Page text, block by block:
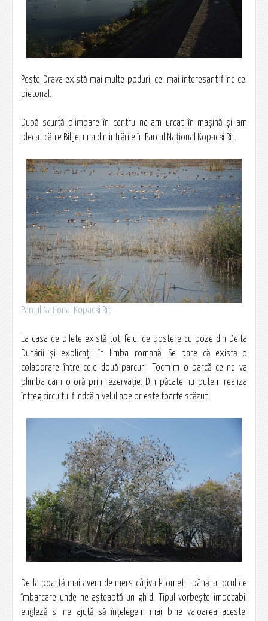
Peste Drava există mai multe poduri, cel mai interesant fiind cel
pietonal.
După scurtă plimbare în centru ne-am urcat în maşină şi am
plecat către Bilije, una din intrările în Parcul Naţional Kopacki Rit.
Parcul Naţional Kopacki Rit
La casa de bilete există tot felul de postere cu poze din Delta
Dunării şi explicaţii în limba romană. Se pare că există o
colaborare între cele două parcuri. Tocmim o barcă ce ne va
plimba cam o oră prin rezervaţie. Din păcate nu putem realiza
întreg circuitul fiindcă nivelul apelor este foarte scăzut.
De la poartă mai avem de mers câţiva kilometri până la locul de
îmbarcare unde ne aşteaptă un ghid. Tipul vorbeşte impecabil
engleză şi ne ajută să înţelegem mai bine valoarea acestei